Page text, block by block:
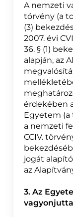
A nemzeti
törvény (a
(3)
2007. évi
36. § (1)
alapján, az
érdekében
Egyetem (a
a nemzeti
CCIV.
jogát
az
3. Az